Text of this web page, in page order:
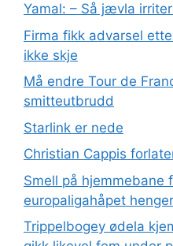
Yamal: – Så jævla
Firma fikk advarsel
ikke skje
Må endre Tour de
smitteutbrudd
Starlink er nede
Christian Cappis
Smell på hjemmebane
europaligahåpet
Trippelbogey ødela